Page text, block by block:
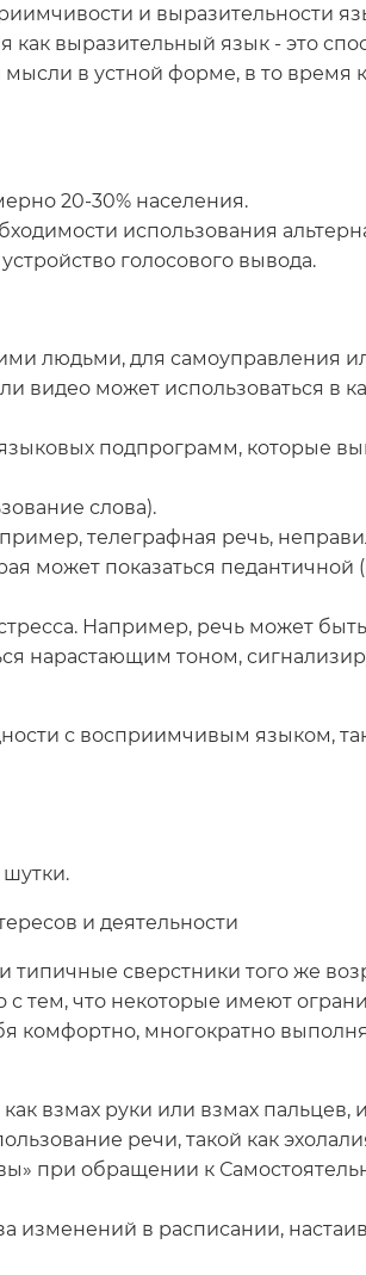
и выразительности
выразительный язык - это
в устной форме, в то время
20-30% населения.
использования
голосового вывода.
людьми, для самоуправления
может использоваться в
подпрограмм, которые
слова).
телеграфная речь,
может показаться
Например, речь может
нарастающим тоном,
с восприимчивым языком,
шутки.
и деятельности
сверстники того же
с тем, что некоторые имеют
комфортно, многократно
взмах руки или взмах пальцев,
речи, такой как
при обращении к
изменений в расписании,